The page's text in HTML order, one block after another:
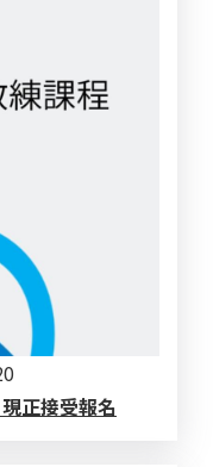
正接受報名